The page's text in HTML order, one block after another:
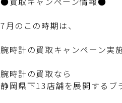
7月のこの時期は、
腕時計の買取キャンペーン実
腕時計の買取なら
静岡県下13店舗を展開する